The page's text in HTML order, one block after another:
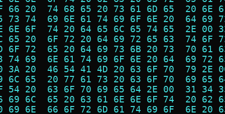
66 20  74 68 65 20 73 61 6D 65  20
73 74  69 6E 61 74 69 6F 6E 20  64
6E 6F  74 20 64 65 6C 65 74 65  2E
65 20  6F 72 20 64 69 72 65 63  74
6F 72  65 20 64 69 73 6B 20 73  70
74 69  6E 61 74 69 6F 6E 20 64  69
3A 20  46 54 41 4D 20 63 6F 70  79
6C 65  20 77 61 73 20 63 6F 70  69
54 20  63 6F 70 69 65 64 2E 00  31
69 6C  65 20 63 61 6E 6E 6F 74  20
69 6E  66 6F 72 6D 61 74 69 6F  6E